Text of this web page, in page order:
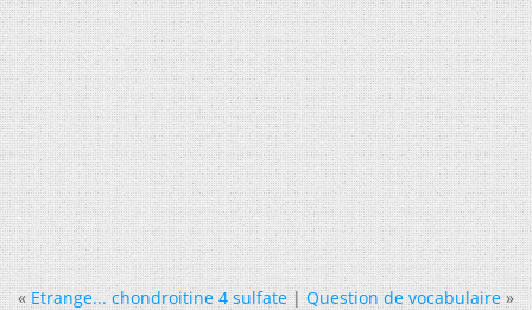
« Etrange... chondroitine 4 sulfate|Question de vocabulaire »